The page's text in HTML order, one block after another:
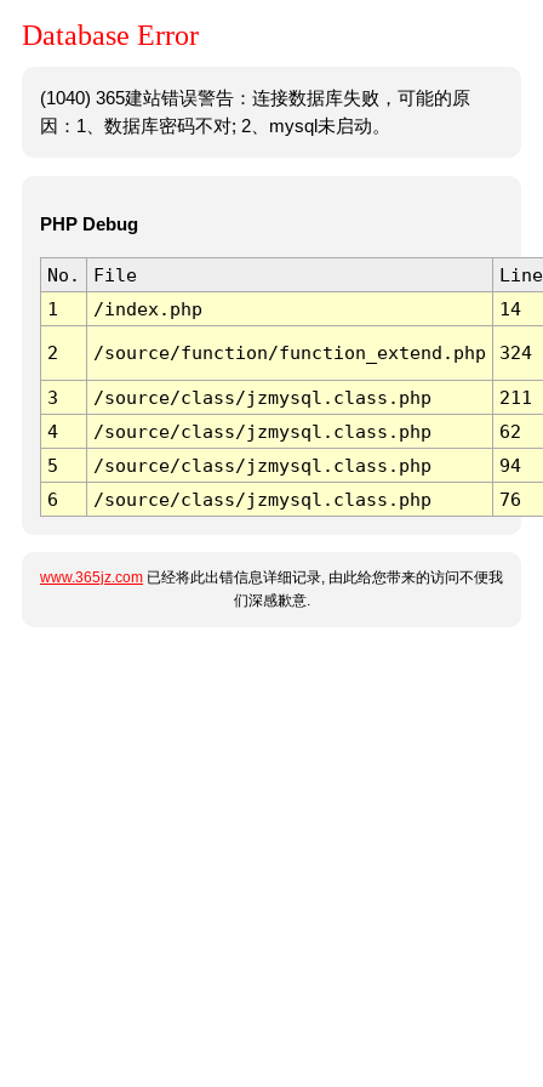
Database Error
(1040) 365建站错误警告：连接数据库失败，可能的原
因：1、数据库密码不对; 2、mysql未启动。
PHP Debug
No. File
Line
1
/index.php 14
2 /source/function/function_extend.php 324
3 /source/class/jzmysql.class.php
211
4
/source/class/jzmysql.class.php
62
5
/source/class/jzmysql.class.php
94
6
/source/class/jzmysql.class.php 76
www.365jz.com 已经将此出错信息详细记录, 由此给您带来的访问不便我
们深感歉意.